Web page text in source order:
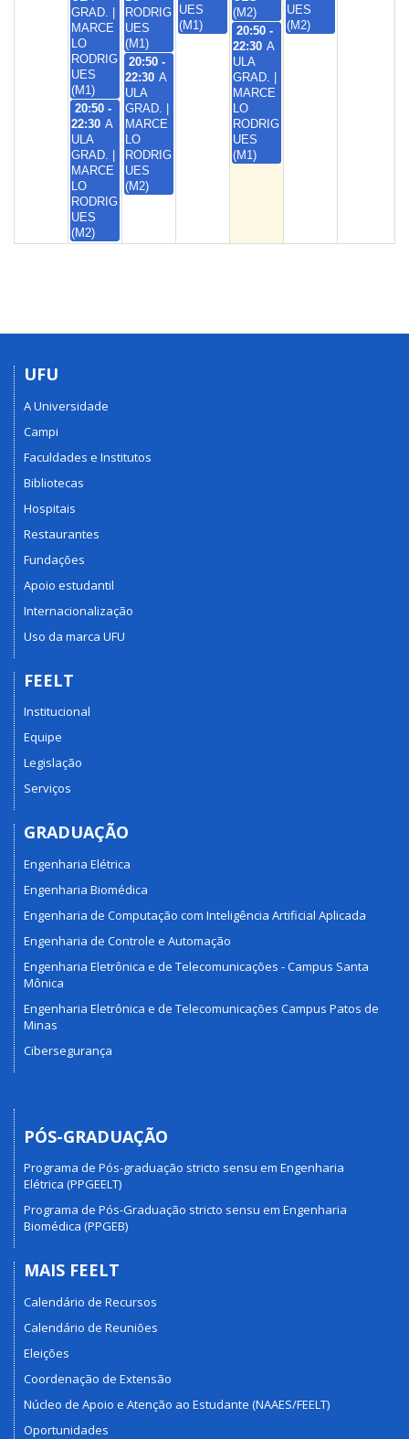
GRAD. |
MARCE
LO
RODRIG
UES
(M1)
RODRIG
UES
(M1)
UES
(M1)
20:50 -
22:30 A
ULA
GRAD. |
MARCE
LO
RODRIG
UES
(M1)
20:50 -
22:30 A
ULA
GRAD. |
MARCE
LO
RODRIG
UES
(M2)
20:50 -
22:30 A
ULA
GRAD. |
MARCE
LO
RODRIG
UES
(M2)
UES
(M2)
(M2)
UFU
A Universidade
Campi
Faculdades e Institutos
Bibliotecas
Hospitais
Restaurantes
Fundações
Apoio estudantil
Internacionalização
Uso da marca UFU
FEELT
Institucional
Equipe
Legislação
Serviços
GRADUAÇÃO
Engenharia Elétrica
Engenharia Biomédica
Engenharia de Computação com Inteligência Artificial Aplicada
Engenharia de Controle e Automação
Engenharia Eletrônica e de Telecomunicações - Campus Santa
Mônica
Engenharia Eletrônica e de Telecomunicações Campus Patos de
Minas
Cibersegurança
PÓS-GRADUAÇÃO
Programa de Pós-graduação stricto sensu em Engenharia
Elétrica (PPGEELT)
Programa de Pós-Graduação stricto sensu em Engenharia
Biomédica (PPGEB)
MAIS FEELT
Calendário de Recursos
Calendário de Reuniões
Eleições
Coordenação de Extensão
Núcleo de Apoio e Atenção ao Estudante (NAAES/FEELT)
Oportunidades